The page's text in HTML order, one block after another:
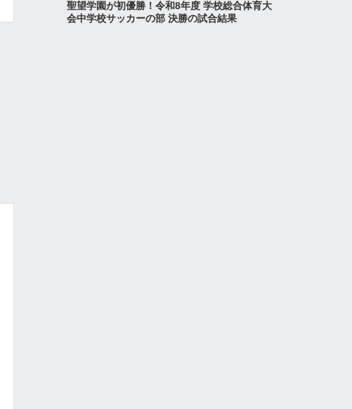
聖望学園が初優勝！令和8年度 学校総合体育大
会中学校サッカーの部 決勝の試合結果